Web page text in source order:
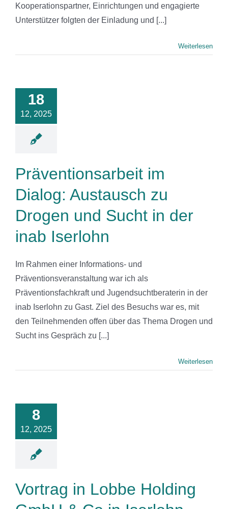
Kooperationspartner, Einrichtungen und engagierte
Unterstützer folgten der Einladung und [...]
Weiterlesen
18
12, 2025
zu
und
in der inab
Präventionsarbeit im
Dialog: Austausch zu
Drogen und Sucht in der
inab Iserlohn
Im Rahmen einer Informations- und
Präventionsveranstaltung war ich als
Präventionsfachkraft und Jugendsuchtberaterin in der
inab Iserlohn zu Gast. Ziel des Besuchs war es, mit
den Teilnehmenden offen über das Thema Drogen und
Sucht ins Gespräch zu [...]
Weiterlesen
8
12, 2025
GmbH &
Iserlohn
Vortrag in Lobbe Holding